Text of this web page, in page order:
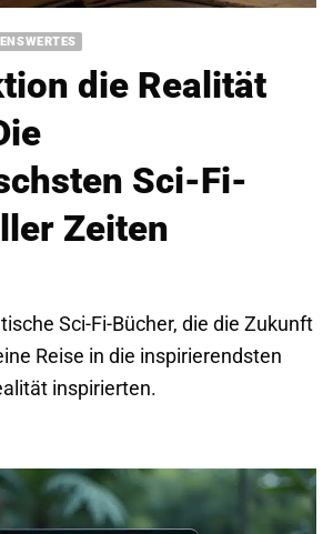
die Realität
Sci-Fi-
Zeiten
Sci-Fi-Bücher, die die Zukunft
Reise in die inspirierendsten
inspirierten.